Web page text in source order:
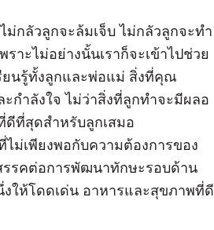
กลัวลูกจะล้มเจ็บ ไม่กลัวลูกจะทำ
าะไม่อย่างนั้นเราก็จะเข้าไปช่วย
ยนรู้ทั้งลูกและพ่อแม่ สิ่งที่คุณ
ำลังใจ ไม่ว่าสิ่งที่ลูกทำจะมีผลอ
ดีที่สุดสำหรับลูกเสมอ
ม่เพียงพอกับความต้องการของ
รรคต่อการพัฒนาทักษะรอบด้าน
งให้โดดเด่น อาหารและสุขภาพที่ดี